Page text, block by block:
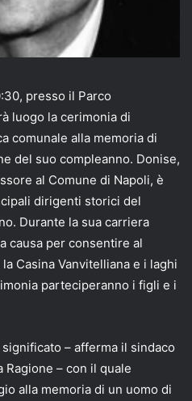
presso il Parco
luogo la cerimonia di
comunale alla memoria di
del suo compleanno. Donise,
al Comune di Napoli, è
dirigenti storici del
Durante la sua carriera
causa per consentire al
Casina Vanvitelliana e i laghi
parteciperanno i figli e i
– afferma il sindaco
Ragione – con il quale
alla memoria di un uomo di